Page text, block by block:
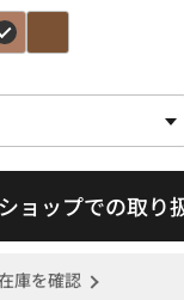
ョップでの取り
庫を確認